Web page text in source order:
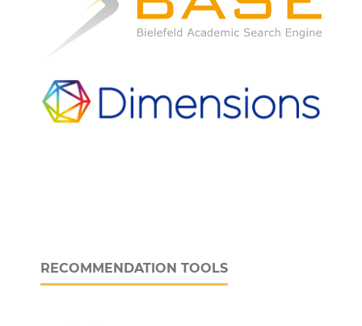
RECOMMENDATION TOOLS